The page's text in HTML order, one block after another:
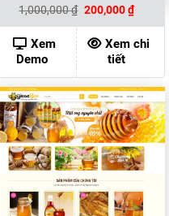
1,000,000₫ Giá
là:
1,000,000 ₫.
200,000₫Giá
hiện
tại
là:
Xem
Demo
Xem chi
tiết